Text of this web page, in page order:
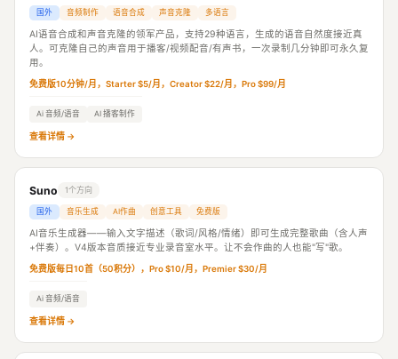
国外 音频制作 语音合成 声音克隆 多语言
AI语音合成和声音克隆的领军产品，支持29种语言，生成的语音自然度接近真
人。可克隆自己的声音用于播客/视频配音/有声书，一次录制几分钟即可永久复
用。
免费版10分钟/月，Starter $5/月，Creator $22/月，Pro $99/月
Ai 音频/语音 AI 播客制作
查看详情 →
Suno 1个方向
国外 音乐生成 AI作曲 创意工具 免费版
AI音乐生成器——输入文字描述（歌词/风格/情绪）即可生成完整歌曲（含人声
+伴奏）。V4版本音质接近专业录音室水平。让不会作曲的人也能"写"歌。
免费版每日10首（50积分），Pro $10/月，Premier $30/月
Ai 音频/语音
查看详情 →